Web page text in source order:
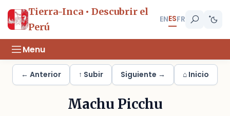
Tierra-Inca • Descubrir el
Perú
ENESFR
Menu
← Anterior ↑ Subir Siguiente → ⌂ Inicio
Machu Picchu